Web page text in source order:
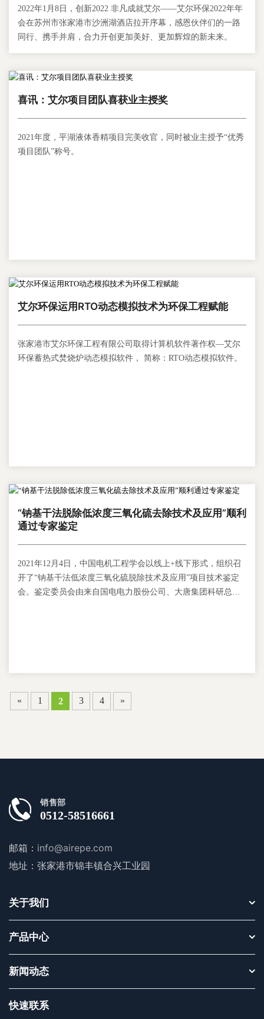
2022年1月8日，创新2022 非凡成就艾尔——艾尔环保2022年年
会在苏州市张家港市沙洲湖酒店拉开序幕，感恩伙伴们的一路
同行、携手并肩，合力开创更加美好、更加辉煌的新未来。
喜讯：艾尔项目团队喜获业主授奖
2021年度，平湖液体香精项目完美收官，同时被业主授予“优秀
项目团队”称号。
艾尔环保运用RTO动态模拟技术为环保工程赋能
张家港市艾尔环保工程有限公司取得计算机软件著作权—艾尔
环保蓄热式焚烧炉动态模拟软件， 简称：RTO动态模拟软件。
“钠基干法脱除低浓度三氧化硫去除技术及应用”顺利
通过专家鉴定
2021年12月4日，中国电机工程学会以线上+线下形式，组织召
开了“钠基干法低浓度三氧化硫脱除技术及应用”项目技术鉴定
会。鉴定委员会由来自国电电力股份公司、大唐集团科研总
« 1 2 3 4 »
销售部
0512-58516661
邮箱： info@airepe.com
地址：张家港市锦丰镇合兴工业园
关于我们
产品中心
新闻动态
快速联系